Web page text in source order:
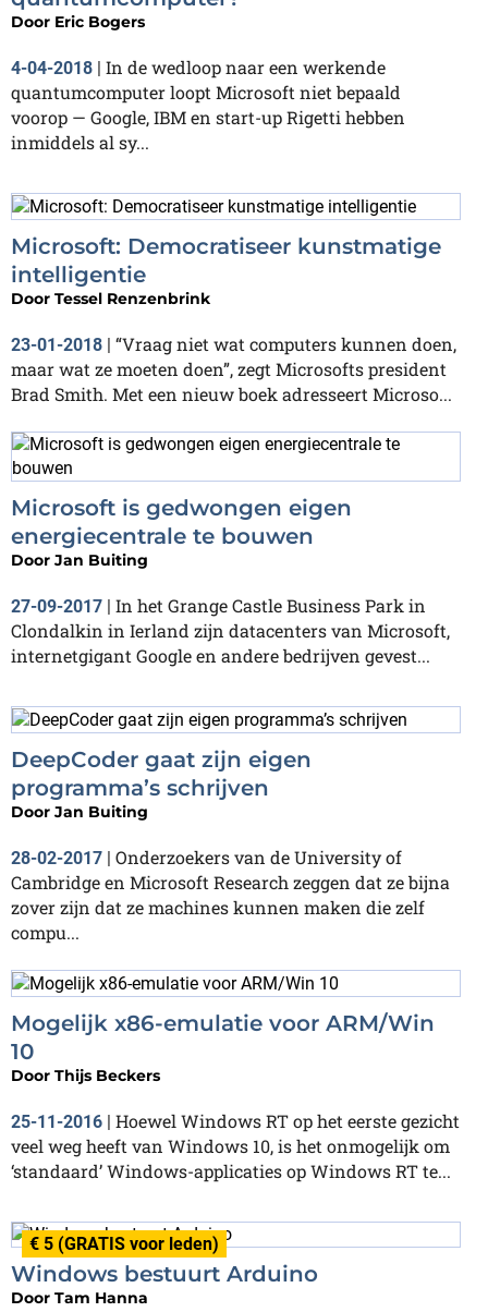
Door Eric Bogers
4-04-2018
In de wedloop naar een werkende
quantumcomputer loopt Microsoft niet bepaald
voorop — Google, IBM en start-up Rigetti hebben
inmiddels al sy...
Microsoft: Democratiseer kunstmatige
intelligentie
Door Tessel Renzenbrink
23-01-2018 | “Vraag niet wat computers kunnen doen,
maar wat ze moeten doen”, zegt Microsofts president
Brad Smith. Met een nieuw boek adresseert Microso...
Microsoft is gedwongen eigen
energiecentrale te bouwen
Door Jan Buiting
27-09-2017 | In het Grange Castle Business Park in
Clondalkin in Ierland zijn datacenters van Microsoft,
internetgigant Google en andere bedrijven gevest...
DeepCoder gaat zijn eigen
programma’s schrijven
Door Jan Buiting
28-02-2017 | Onderzoekers van de University of
Cambridge en Microsoft Research zeggen dat ze bijna
zover zijn dat ze machines kunnen maken die zelf
compu...
Mogelijk x86-emulatie voor ARM/Win
10
Door Thijs Beckers
25-11-2016 | Hoewel Windows RT op het eerste gezicht
veel weg heeft van Windows 10, is het onmogelijk om
‘standaard’ Windows-applicaties op Windows RT te...
€ 5 (GRATIS voor leden)
Windows bestuurt Arduino
Door Tam Hanna